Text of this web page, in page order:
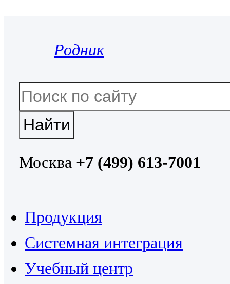
Родник
Москва +7 (499) 613-7001
Продукция
Системная интеграция
Учебный центр